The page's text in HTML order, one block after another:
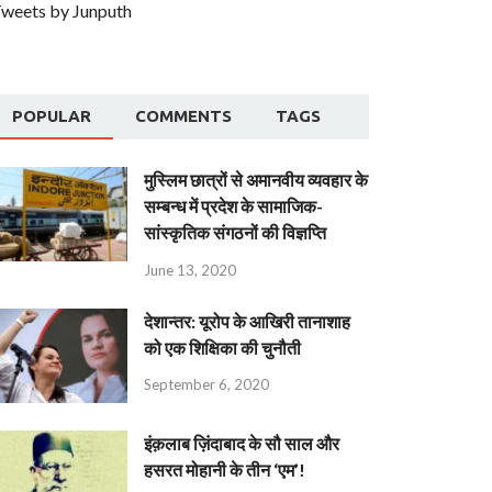
by Junputh
POPULAR COMMENTS TAGS
मुस्लिम छात्रों से अमानवीय व्यवहार के
सम्बन्ध में प्रदेश के सामाजिक-
सांस्कृतिक संगठनों की विज्ञप्ति
June 13, 2020
देशान्‍तर: यूरोप के आखिरी तानाशाह
को एक शिक्षिका की चुनौती
September 6, 2020
इंक़लाब ज़िंदाबाद के सौ साल और
हसरत मोहानी के तीन ‘एम’!